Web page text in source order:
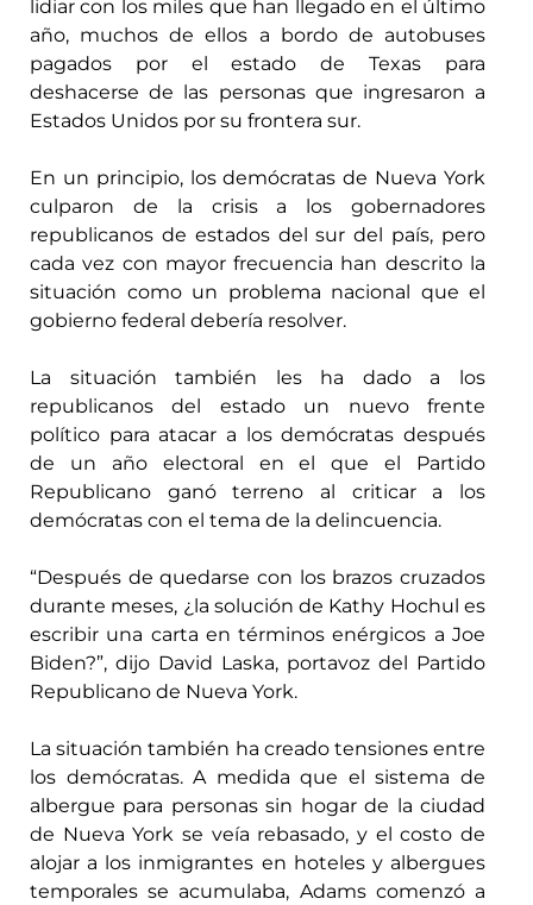
lidiar con los miles que han llegado en el último
año, muchos de ellos a bordo de autobuses
pagados por el estado de Texas para
deshacerse de las personas que ingresaron a
Estados Unidos por su frontera sur.
En un principio, los demócratas de Nueva York
culparon de la crisis a los gobernadores
republicanos de estados del sur del país, pero
cada vez con mayor frecuencia han descrito la
situación como un problema nacional que el
gobierno federal debería resolver.
La situación también les ha dado a los
republicanos del estado un nuevo frente
político para atacar a los demócratas después
de un año electoral en el que el Partido
Republicano ganó terreno al criticar a los
demócratas con el tema de la delincuencia.
“Después de quedarse con los brazos cruzados
durante meses, ¿la solución de Kathy Hochul es
escribir una carta en términos enérgicos a Joe
Biden?”, dijo David Laska, portavoz del Partido
Republicano de Nueva York.
La situación también ha creado tensiones entre
los demócratas. A medida que el sistema de
albergue para personas sin hogar de la ciudad
de Nueva York se veía rebasado, y el costo de
alojar a los inmigrantes en hoteles y albergues
temporales se acumulaba, Adams comenzó a